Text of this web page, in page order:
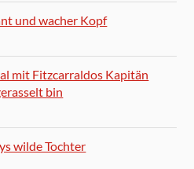
und wacher Kopf
mit Fitzcarraldos Kapitän
bin
wilde Tochter